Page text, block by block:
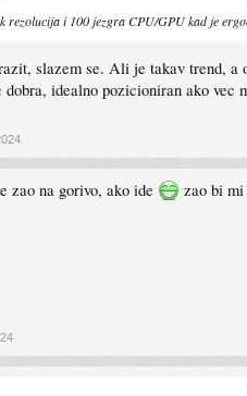
rezolucija i 100 jezgra CPU/GPU kad je
slazem se. Ali je takav trend, a
dobra, idealno pozicioniran ako vec
zao na gorivo, ako ide zao bi